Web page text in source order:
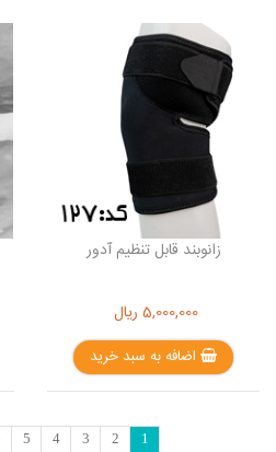
زانوبند قابل تنظیم آدور
5,000,000 ریال
اضافه به سبد خرید
1
2
3
4
5